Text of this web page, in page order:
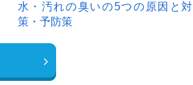
水・汚れの臭いの5つの原因と対
策・予防策